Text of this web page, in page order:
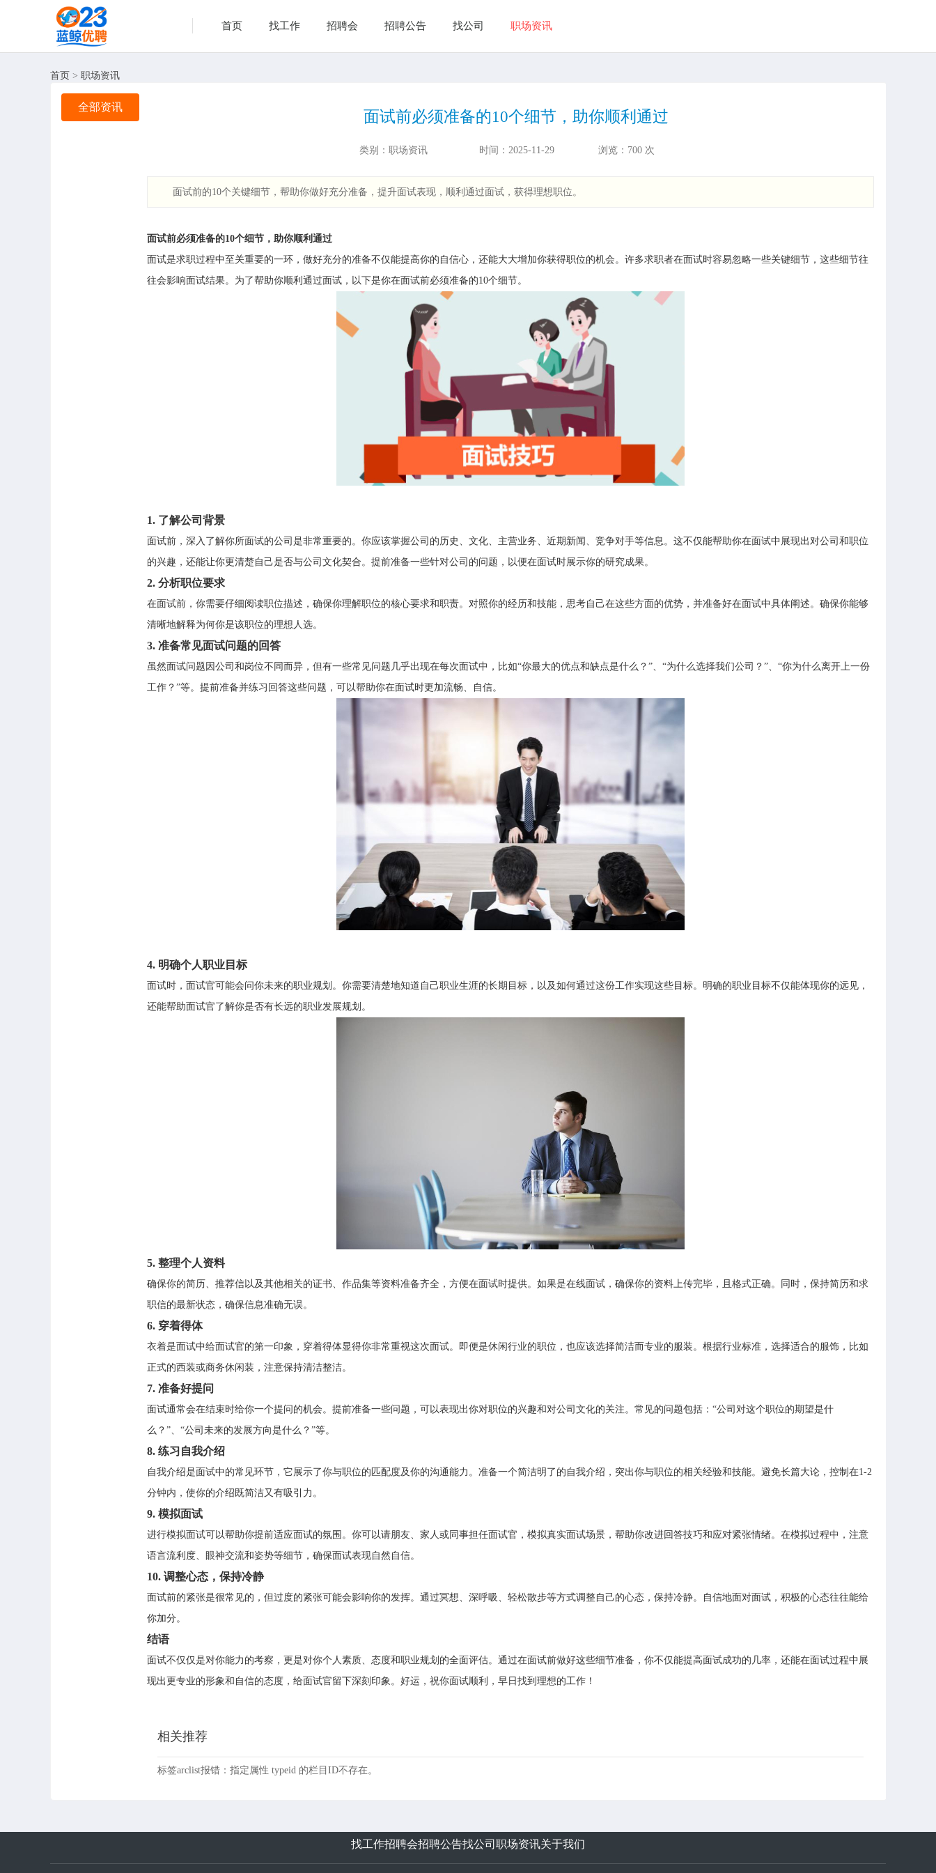
首页 找工作 招聘会 招聘公告 找公司 职场资讯
首页 > 职场资讯
全部资讯
面试前必须准备的10个细节，助你顺利通过
类别：职场资讯 时间： 2025-11-29 浏览： 700 次
面试前的10个关键细节，帮助你做好充分准备，提升面试表现，顺利通过面试，获得理想职位。
面试前必须准备的10个细节，助你顺利通过
面试是求职过程中至关重要的一环，做好充分的准备不仅能提高你的自信心，还能大大增加你获得职位的机会。许多求职者在面试时容易忽略一些关键细节，这些细节往
往会影响面试结果。为了帮助你顺利通过面试，以下是你在面试前必须准备的10个细节。
1. 了解公司背景
面试前，深入了解你所面试的公司是非常重要的。你应该掌握公司的历史、文化、主营业务、近期新闻、竞争对手等信息。这不仅能帮助你在面试中展现出对公司和职位
的兴趣，还能让你更清楚自己是否与公司文化契合。提前准备一些针对公司的问题，以便在面试时展示你的研究成果。
2. 分析职位要求
在面试前，你需要仔细阅读职位描述，确保你理解职位的核心要求和职责。对照你的经历和技能，思考自己在这些方面的优势，并准备好在面试中具体阐述。确保你能够
清晰地解释为何你是该职位的理想人选。
3. 准备常见面试问题的回答
虽然面试问题因公司和岗位不同而异，但有一些常见问题几乎出现在每次面试中，比如“你最大的优点和缺点是什么？”、“为什么选择我们公司？”、“你为什么离开上一份
工作？”等。提前准备并练习回答这些问题，可以帮助你在面试时更加流畅、自信。
4. 明确个人职业目标
面试时，面试官可能会问你未来的职业规划。你需要清楚地知道自己职业生涯的长期目标，以及如何通过这份工作实现这些目标。明确的职业目标不仅能体现你的远见，
还能帮助面试官了解你是否有长远的职业发展规划。
5. 整理个人资料
确保你的简历、推荐信以及其他相关的证书、作品集等资料准备齐全，方便在面试时提供。如果是在线面试，确保你的资料上传完毕，且格式正确。同时，保持简历和求
职信的最新状态，确保信息准确无误。
6. 穿着得体
衣着是面试中给面试官的第一印象，穿着得体显得你非常重视这次面试。即便是休闲行业的职位，也应该选择简洁而专业的服装。根据行业标准，选择适合的服饰，比如
正式的西装或商务休闲装，注意保持清洁整洁。
7. 准备好提问
面试通常会在结束时给你一个提问的机会。提前准备一些问题，可以表现出你对职位的兴趣和对公司文化的关注。常见的问题包括：“公司对这个职位的期望是什
么？”、“公司未来的发展方向是什么？”等。
8. 练习自我介绍
自我介绍是面试中的常见环节，它展示了你与职位的匹配度及你的沟通能力。准备一个简洁明了的自我介绍，突出你与职位的相关经验和技能。避免长篇大论，控制在1-2
分钟内，使你的介绍既简洁又有吸引力。
9. 模拟面试
进行模拟面试可以帮助你提前适应面试的氛围。你可以请朋友、家人或同事担任面试官，模拟真实面试场景，帮助你改进回答技巧和应对紧张情绪。在模拟过程中，注意
语言流利度、眼神交流和姿势等细节，确保面试表现自然自信。
10. 调整心态，保持冷静
面试前的紧张是很常见的，但过度的紧张可能会影响你的发挥。通过冥想、深呼吸、轻松散步等方式调整自己的心态，保持冷静。自信地面对面试，积极的心态往往能给
你加分。
结语
面试不仅仅是对你能力的考察，更是对你个人素质、态度和职业规划的全面评估。通过在面试前做好这些细节准备，你不仅能提高面试成功的几率，还能在面试过程中展
现出更专业的形象和自信的态度，给面试官留下深刻印象。好运，祝你面试顺利，早日找到理想的工作！
相关推荐
标签arclist报错：指定属性 typeid 的栏目ID不存在。
找工作招聘会招聘公告找公司 职场资讯关于我们